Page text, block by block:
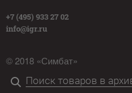
+7 (495) 933 27 02
info@igr.ru
© 2018 «Симбат»